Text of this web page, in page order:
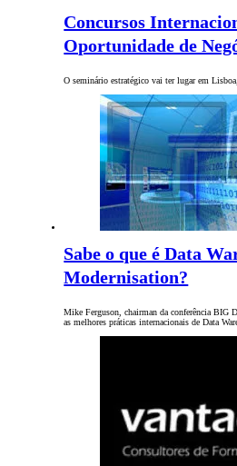
Concursos
Oportunidade de
O seminário estratégico vai ter lugar em
Sabe o que é Data
Modernisation?
Mike Ferguson, chairman da conferência BIG
as melhores práticas internacionais de Data